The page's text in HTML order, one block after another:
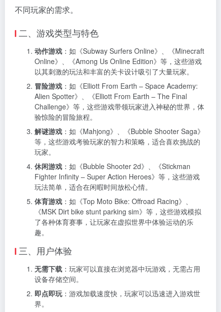
不同玩家的需求。
二、游戏类型与特色
动作游戏 ：如《Subway Surfers Online》、《Minecraft
Online》、《Among Us Online Edition》等，这些游戏
以其刺激的玩法和丰富的关卡设计吸引了大量玩家。
冒险游戏 ：如《Elliott From Earth – Space Academy:
Alien Spotter》、《Elliott From Earth – The Final
Challenge》等，这些游戏带领玩家进入神秘的世界，体
验惊险的冒险旅程。
解谜游戏 ：如《Mahjong》、《Bubble Shooter Saga》
等，这些游戏考验玩家的智力和策略，适合喜欢挑战的
玩家。
休闲游戏 ：如《Bubble Shooter 2d》、《Stickman
Fighter Infinity – Super Action Heroes》等，这些游戏
玩法简单，适合在闲暇时间放松心情。
体育游戏 ：如《Top Moto Bike: Offroad Racing》、
《MSK Dirt bike stunt parking sim》等，这些游戏模拟
了各种体育赛事，让玩家在虚拟世界中体验运动的乐
趣。
三、用户体验
无需下载 ：玩家可以直接在浏览器中玩游戏，无需占用
设备存储空间。
即点即玩：游戏加载速度快，玩家可以迅速进入游戏世
界。